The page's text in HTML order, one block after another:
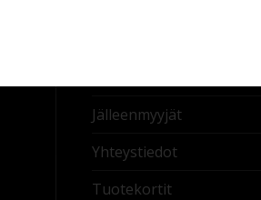
Jälleenmyyjät
Yhteystiedot
Tuotekortit